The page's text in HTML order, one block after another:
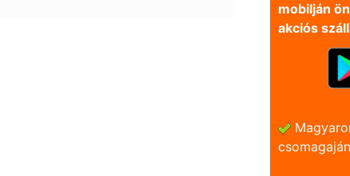
mobilján
akciós